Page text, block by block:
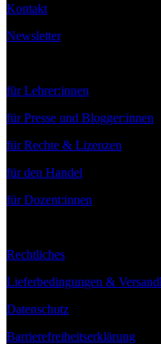
Kontakt
Newsletter
für Lehrer:innen
für Presse und Blogger:innen
für Rechte & Lizenzen
für den Handel
für Dozent:innen
Rechtliches
Lieferbedingungen &
Datenschutz
Barrierefreiheitserklärung